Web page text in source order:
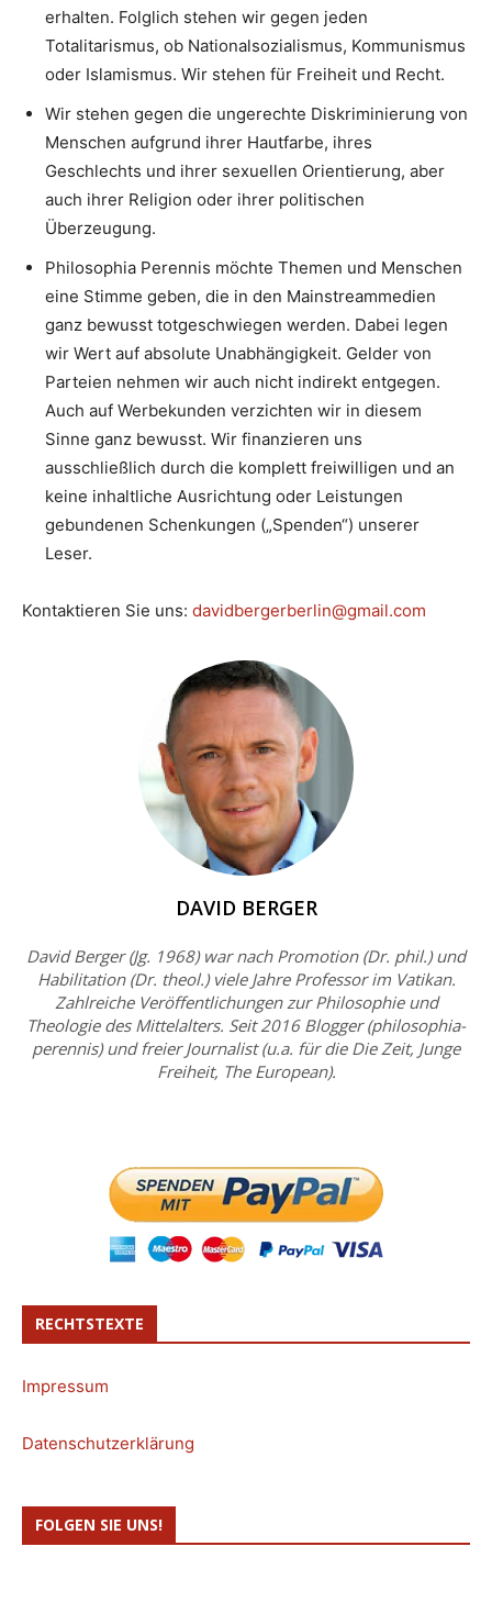
erhalten. Folglich stehen wir gegen jeden
Totalitarismus, ob Nationalsozialismus, Kommunismus
oder Islamismus. Wir stehen für Freiheit und Recht.
Wir stehen gegen die ungerechte Diskriminierung von
Menschen aufgrund ihrer Hautfarbe, ihres
Geschlechts und ihrer sexuellen Orientierung, aber
auch ihrer Religion oder ihrer politischen
Überzeugung.
Philosophia Perennis möchte Themen und Menschen
eine Stimme geben, die in den Mainstreammedien
ganz bewusst totgeschwiegen werden. Dabei legen
wir Wert auf absolute Unabhängigkeit. Gelder von
Parteien nehmen wir auch nicht indirekt entgegen.
Auch auf Werbekunden verzichten wir in diesem
Sinne ganz bewusst. Wir finanzieren uns
ausschließlich durch die komplett freiwilligen und an
keine inhaltliche Ausrichtung oder Leistungen
gebundenen Schenkungen („Spenden“) unserer
Leser.
Kontaktieren Sie uns: davidbergerberlin@gmail.com
DAVID BERGER
David Berger (Jg. 1968) war nach Promotion (Dr. phil.) und
Habilitation (Dr. theol.) viele Jahre Professor im Vatikan.
Zahlreiche Veröffentlichungen zur Philosophie und
Theologie des Mittelalters. Seit 2016 Blogger (philosophia-
perennis) und freier Journalist (u.a. für die Die Zeit, Junge
Freiheit, The European).
RECHTSTEXTE
Impressum
Datenschutzerklärung
FOLGEN SIE UNS!